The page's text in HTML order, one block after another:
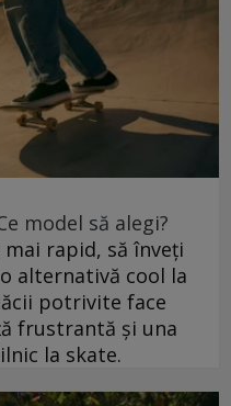
model să alegi?
rapid, să înveți
alternativă cool la
potrivite face
frustrantă și una
la skate.